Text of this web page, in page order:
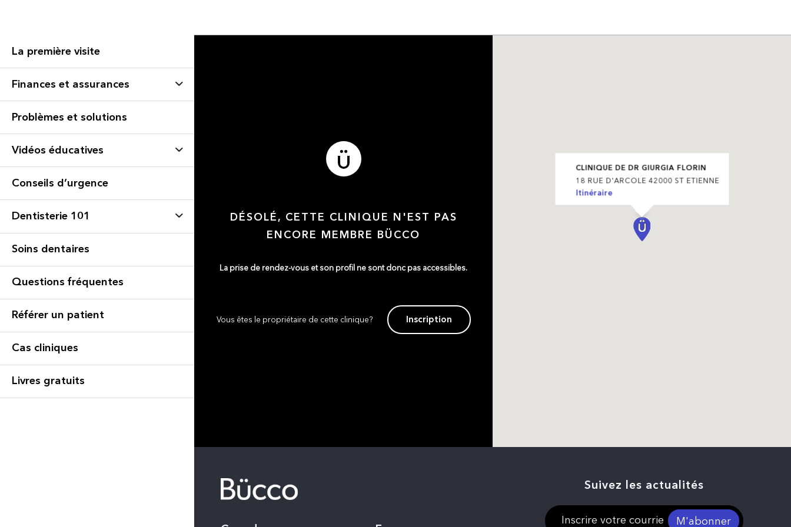
La première visite
Finances et assurances
Problèmes et solutions
Vidéos éducatives
Conseils d’urgence
Dentisterie 101
Soins dentaires
Questions fréquentes
Référer un patient
Cas cliniques
Livres gratuits
DÉSOLÉ, CETTE CLINIQUE N'EST PAS
ENCORE MEMBRE BÜCCO
La prise de rendez-vous et son profil ne sont donc pas accessibles.
Vous êtes le propriétaire de cette clinique? Inscription
CLINIQUE DE DR GIURGIA FLORIN
18 RUE D'ARCOLE 42000 ST ETIENNE
Itinéraire
Suivez les actualités
M'abonner